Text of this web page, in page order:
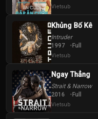
Vietsub
Khủng Bố Kê
Intruder
1997 Full
Vietsub
Ngay Thẳng
Strait & Narrow
2016 Full
Vietsub